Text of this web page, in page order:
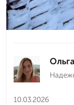
Ольга
10.03.2026